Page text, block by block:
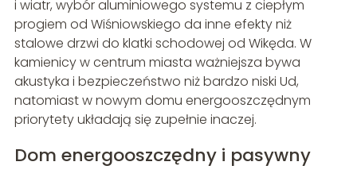
i wiatr, wybór aluminiowego systemu z ciepłym
progiem od Wiśniowskiego da inne efekty niż
stalowe drzwi do klatki schodowej od Wikęda. W
kamienicy w centrum miasta ważniejsza bywa
akustyka i bezpieczeństwo niż bardzo niski Ud,
natomiast w nowym domu energooszczędnym
priorytety układają się zupełnie inaczej.
Dom energooszczędny i pasywny